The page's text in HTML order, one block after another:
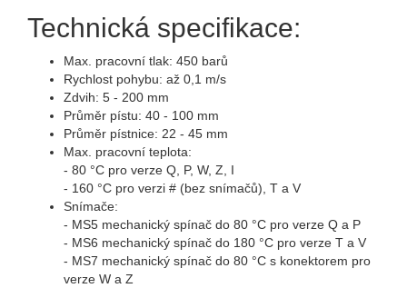
Technická specifikace:
Max. pracovní tlak: 450 barů
Rychlost pohybu: až 0,1 m/s
Zdvih: 5 - 200 mm
Průměr pístu: 40 - 100 mm
Průměr pístnice: 22 - 45 mm
Max. pracovní teplota:
- 80 °C pro verze Q, P, W, Z, I
- 160 °C pro verzi # (bez snímačů), T a V
Snímače:
- MS5 mechanický spínač do 80 °C pro verze Q a P
- MS6 mechanický spínač do 180 °C pro verze T a V
- MS7 mechanický spínač do 80 °C s konektorem pro
verze W a Z